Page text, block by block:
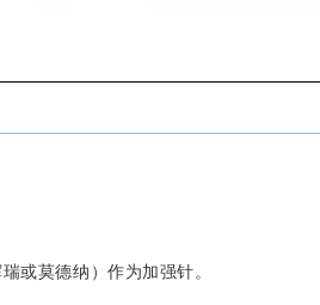
或莫德纳）作为加强针。